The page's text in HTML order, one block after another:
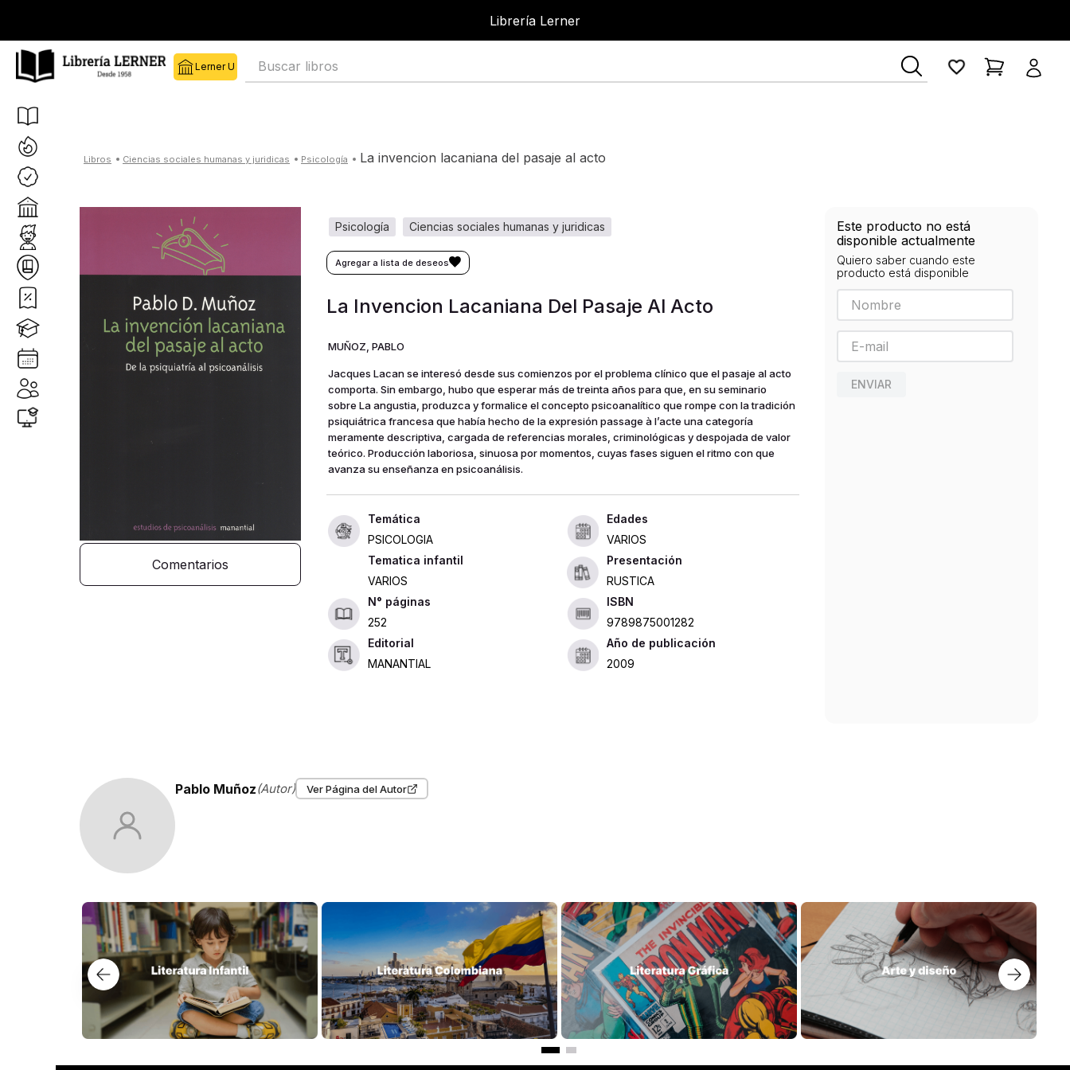
Librería Lerner
Buscar libros
ciencias sociales humanas y juridicas psicología la invencion lacaniana del pasaje al acto
Comentarios
ciencias sociales humanas y juridicas
psicología
La Invencion Lacaniana Del Pasaje Al Acto
MUÑOZ, PABLO
Jacques Lacan se interesó desde sus comienzos por el problema clínico que el pasaje al acto
comporta. Sin embargo, hubo que esperar más de treinta años para que, en su seminario
sobre La angustia, produzca y formalice el concepto psicoanalítico que rompe con la tradición
psiquiátrica francesa que había hecho de la expresión passage à l’acte una categoría
meramente descriptiva, cargada de referencias morales, criminológicas y despojada de valor
teórico. Producción laboriosa, sinuosa por momentos, cuyas fases siguen el ritmo con que
avanza su enseñanza en psicoanálisis.
PSICOLOGIA
Edades
VARIOS
Tematica infantil
VARIOS
Presentación
RUSTICA
252
ISBN
9789875001282
Editorial
MANANTIAL
Año de publicación
2009
Este producto no está
disponible actualmente
Quiero saber cuando este
producto está disponible
ENVIAR
Pablo Muñoz(Autor) Ver Página del Autor